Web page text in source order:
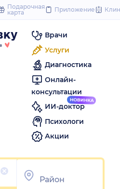
to
Подарочная
карта
Приложение
Врачи
Услуги
Диагностика
Онлайн-
консультации
ИИ-доктор
Психологи
Акции